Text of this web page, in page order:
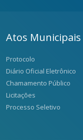
Atos Municipais
Protocolo
Diário Oficial Eletrônico
Chamamento Público
Licitações
Processo Seletivo